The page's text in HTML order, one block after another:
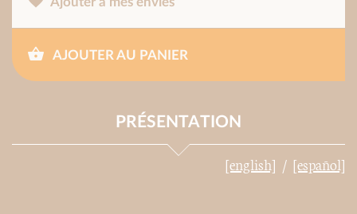
AJOUTER AU PANIER
PRÉSENTATION
[english] [español]